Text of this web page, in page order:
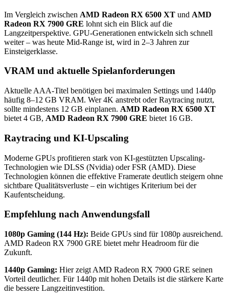
Im Vergleich zwischen AMD Radeon RX 6500 XT und AMD
Radeon RX 7900 GRE lohnt sich ein Blick auf die
Langzeitperspektive. GPU-Generationen entwickeln sich schnell
weiter – was heute Mid-Range ist, wird in 2–3 Jahren zur
Einsteigerklasse.
VRAM und aktuelle Spielanforderungen
Aktuelle AAA-Titel benötigen bei maximalen Settings und 1440p
häufig 8–12 GB VRAM. Wer 4K anstrebt oder Raytracing nutzt,
sollte mindestens 12 GB einplanen. AMD Radeon RX 6500 XT
bietet 4 GB, AMD Radeon RX 7900 GRE bietet 16 GB.
Raytracing und KI-Upscaling
Moderne GPUs profitieren stark von KI-gestützten Upscaling-
Technologien wie DLSS (Nvidia) oder FSR (AMD). Diese
Technologien können die effektive Framerate deutlich steigern ohne
sichtbare Qualitätsverluste – ein wichtiges Kriterium bei der
Kaufentscheidung.
Empfehlung nach Anwendungsfall
1080p Gaming (144 Hz): Beide GPUs sind für 1080p ausreichend.
AMD Radeon RX 7900 GRE bietet mehr Headroom für die
Zukunft.
1440p Gaming: Hier zeigt AMD Radeon RX 7900 GRE seinen
Vorteil deutlicher. Für 1440p mit hohen Details ist die stärkere Karte
die bessere Langzeitinvestition.